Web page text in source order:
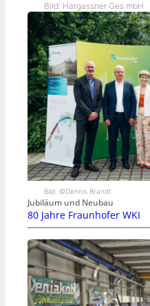
Bild: Hargassner Ges mbH
Bild: ©Dennis Brandt
Jubiläum und Neubau
80 Jahre Fraunhofer WKI